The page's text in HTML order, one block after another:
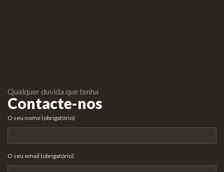
Qualquer duvida que tenha
Contacte-nos
O seu nome (obrigatório)
O seu email (obrigatório)